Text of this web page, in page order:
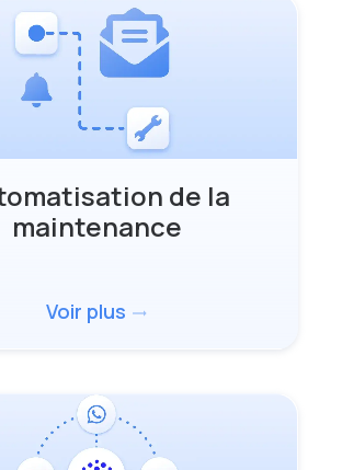
de la
maintenance
Voir plus trending_flat